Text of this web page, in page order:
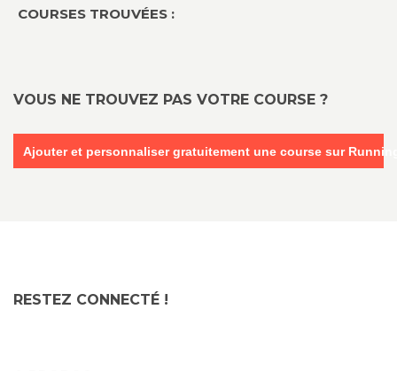
COURSES TROUVÉES :
VOUS NE TROUVEZ PAS VOTRE COURSE ?
Ajouter et personnaliser gratuitement une course sur
RESTEZ CONNECTÉ !